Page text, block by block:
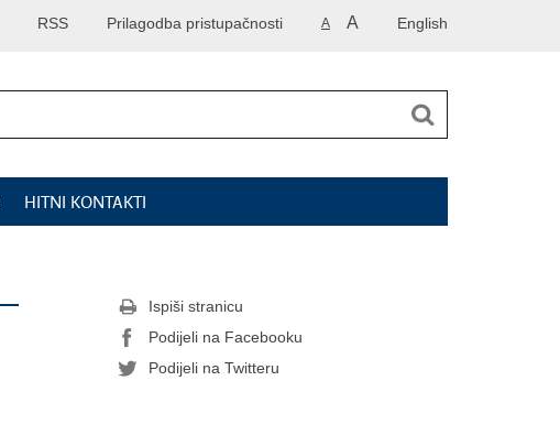
English
A A
Prilagodba pristupačnosti
RSS
HITNI KONTAKTI
Ispiši stranicu
Podijeli na Facebooku
Podijeli na Twitteru